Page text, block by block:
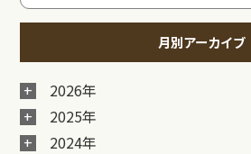
月別アーカイブ
2026年
2025年
2024年